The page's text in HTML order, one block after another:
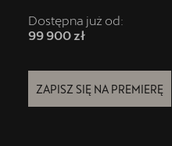
Kontakt
Dostępna już od:
99 900 zł
ZAPISZ SIĘ NA PREMIERĘ